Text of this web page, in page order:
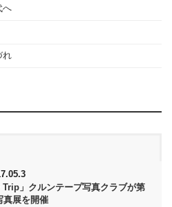
へ
れ
Trip」クルンテープ写真クラブが第
真展を開催